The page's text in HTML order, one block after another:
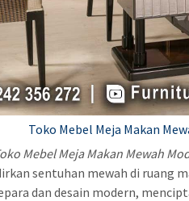
Toko Mebel Meja Makan
Mebel Meja Makan Mewah
sentuhan mewah di ruang
dan desain modern,